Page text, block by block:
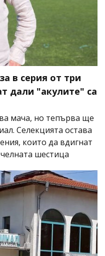
в серия от три
дали "акулите" са
мача, но тепърва ще
Селекцията остава
които да вдигнат
шестица